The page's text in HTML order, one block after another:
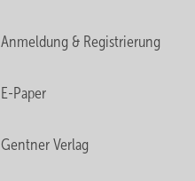
Anmeldung & Registrierung
E-Paper
Gentner Verlag